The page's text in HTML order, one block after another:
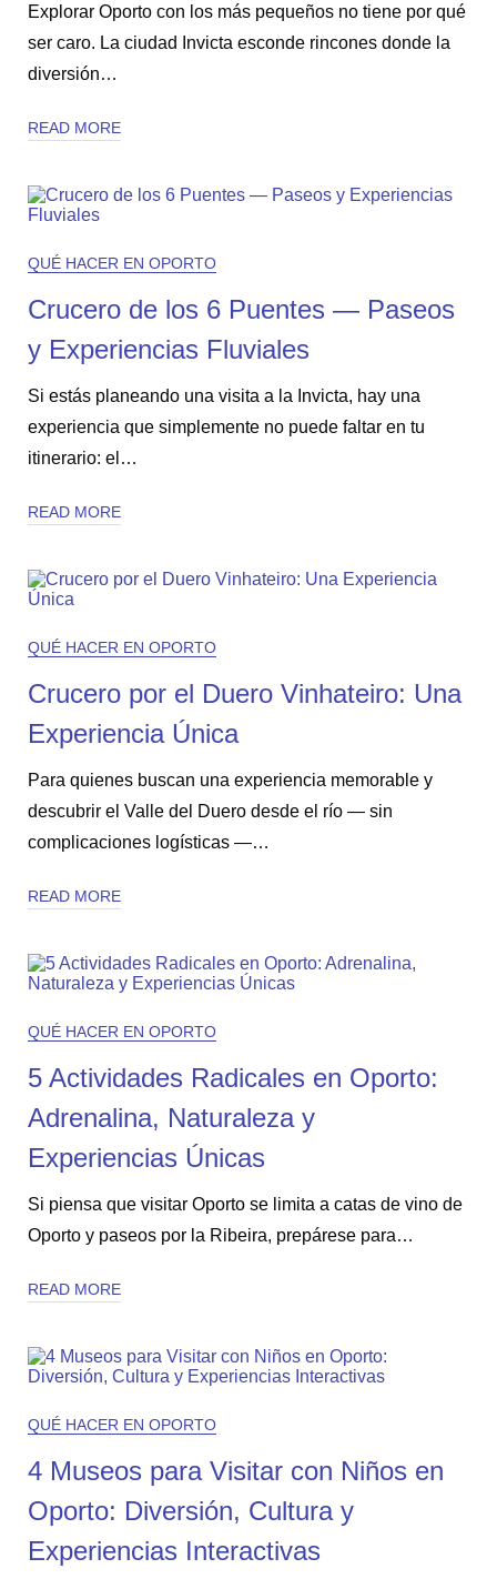
Explorar Oporto con los más pequeños no tiene por qué
ser caro. La ciudad Invicta esconde rincones donde la
diversión…
READ MORE
QUÉ HACER EN OPORTO
Crucero de los 6 Puentes — Paseos
y Experiencias Fluviales
Si estás planeando una visita a la Invicta, hay una
experiencia que simplemente no puede faltar en tu
itinerario: el…
READ MORE
QUÉ HACER EN OPORTO
Crucero por el Duero Vinhateiro: Una
Experiencia Única
Para quienes buscan una experiencia memorable y
descubrir el Valle del Duero desde el río — sin
complicaciones logísticas —…
READ MORE
QUÉ HACER EN OPORTO
5 Actividades Radicales en Oporto:
Adrenalina, Naturaleza y
Experiencias Únicas
Si piensa que visitar Oporto se limita a catas de vino de
Oporto y paseos por la Ribeira, prepárese para…
READ MORE
QUÉ HACER EN OPORTO
4 Museos para Visitar con Niños en
Oporto: Diversión, Cultura y
Experiencias Interactivas